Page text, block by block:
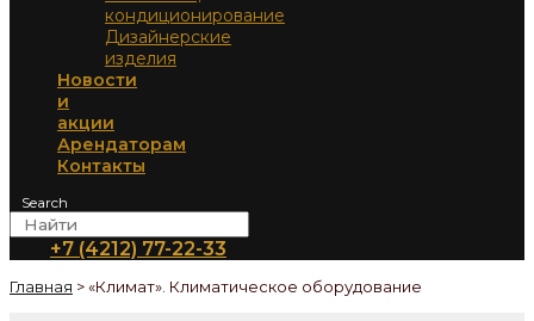
кондиционирование
Дизайнерские
изделия
Новости
и
акции
Арендаторам
Контакты
Search
+7 (4212) 77-22-33
Главная >«Климат». Климатическое оборудование